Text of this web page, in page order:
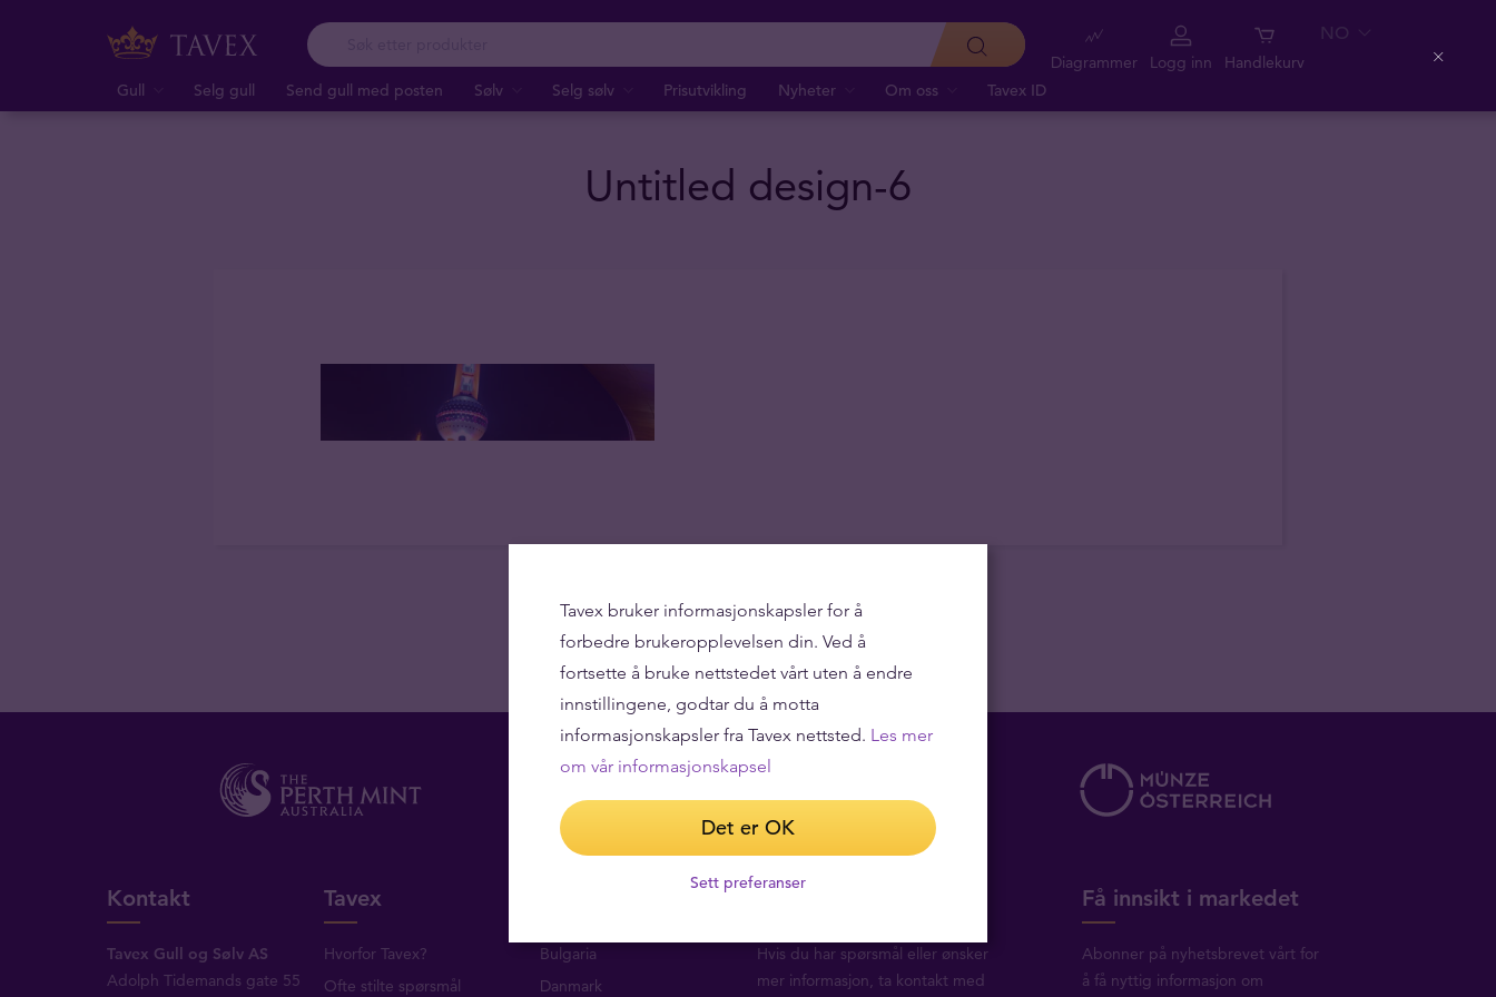
Gull Selg gull Send gull med posten Sølv Selg sølv Prisutvikling Nyheter Om oss Tavex ID
Diagrammer Logg inn Handlekurv
NO
Untitled design-6
Kontakt
Tavex Gull og Sølv AS
Adolph Tidemands gate 55
Tavex
Hvorfor Tavex?
Ofte stilte spørsmål
Bulgaria
Danmark
Hvis du har spørsmål eller ønsker
mer informasjon, ta kontakt med
Få innsikt i markedet
Abonner på nyhetsbrevet vårt for
å få nyttig informasjon om
Tavex bruker informasjonskapsler for å
forbedre brukeropplevelsen din. Ved å
fortsette å bruke nettstedet vårt uten å endre
innstillingene, godtar du å motta
informasjonskapsler fra Tavex nettsted. Les mer
om vår informasjonskapsel
Det er OK
Sett preferanser
Close